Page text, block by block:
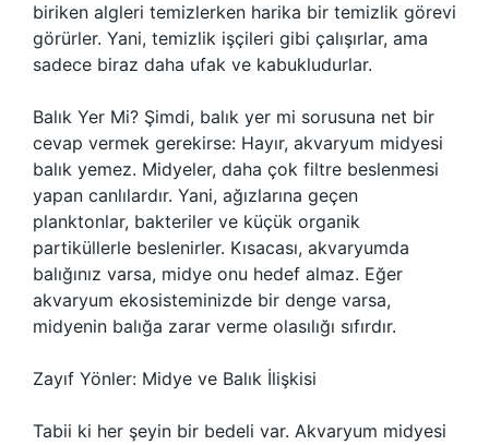
biriken algleri temizlerken harika bir temizlik görevi
görürler. Yani, temizlik işçileri gibi çalışırlar, ama
sadece biraz daha ufak ve kabukludurlar.
Balık Yer Mi? Şimdi, balık yer mi sorusuna net bir
cevap vermek gerekirse: Hayır, akvaryum midyesi
balık yemez. Midyeler, daha çok filtre beslenmesi
yapan canlılardır. Yani, ağızlarına geçen
planktonlar, bakteriler ve küçük organik
partiküllerle beslenirler. Kısacası, akvaryumda
balığınız varsa, midye onu hedef almaz. Eğer
akvaryum ekosisteminizde bir denge varsa,
midyenin balığa zarar verme olasılığı sıfırdır.
Zayıf Yönler: Midye ve Balık İlişkisi
Tabii ki her şeyin bir bedeli var. Akvaryum midyesi